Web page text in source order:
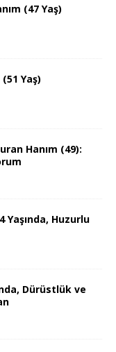
(47 Yaş)
Yaş)
Hanım (49):
Yaşında, Huzurlu
Dürüstlük ve